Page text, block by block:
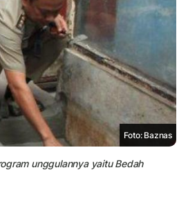
Foto: Baznas
unggulannya yaitu Bedah